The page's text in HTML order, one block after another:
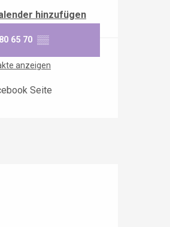
hinzufügen
65 70 ▒▒
anzeigen
Seite